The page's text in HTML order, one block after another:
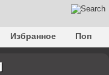
Избранное
Поп
хаус